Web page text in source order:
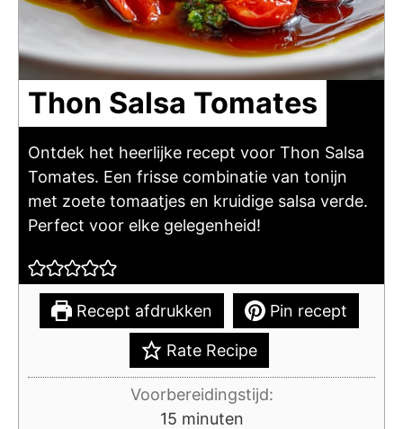
Thon Salsa Tomates
Ontdek het heerlijke recept voor Thon Salsa
Tomates. Een frisse combinatie van tonijn
met zoete tomaatjes en kruidige salsa verde.
Perfect voor elke gelegenheid!
Recept afdrukken Pin recept
Rate Recipe
Voorbereidingstijd:
15minuten
minuten